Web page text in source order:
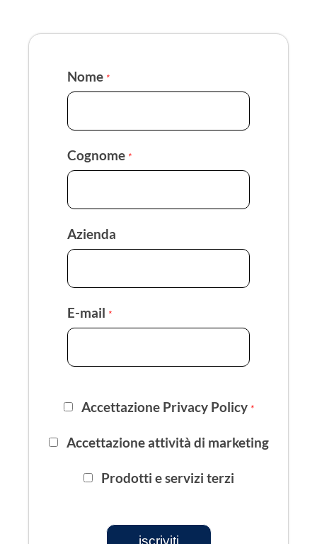
Nome *
Cognome *
Azienda
E-mail *
Accettazione Privacy Policy *
Accettazione attività di marketing
Prodotti e servizi terzi